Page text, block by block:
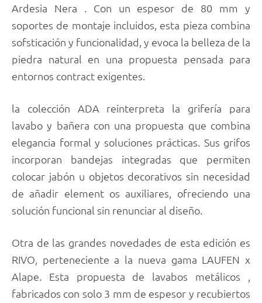
Ardesia Nera . Con un espesor de 80 mm y
soportes de montaje incluidos, esta pieza combina
sofsticación y funcionalidad, y evoca la belleza de la
piedra natural en una propuesta pensada para
entornos contract exigentes.
la colección ADA reinterpreta la grifería para
lavabo y bañera con una propuesta que combina
elegancia formal y soluciones prácticas. Sus grifos
incorporan bandejas integradas que permiten
colocar jabón u objetos decorativos sin necesidad
de añadir element os auxiliares, ofreciendo una
solución funcional sin renunciar al diseño.
Otra de las grandes novedades de esta edición es
RIVO, perteneciente a la nueva gama LAUFEN x
Alape. Esta propuesta de lavabos metálicos ,
fabricados con solo 3 mm de espesor y recubiertos